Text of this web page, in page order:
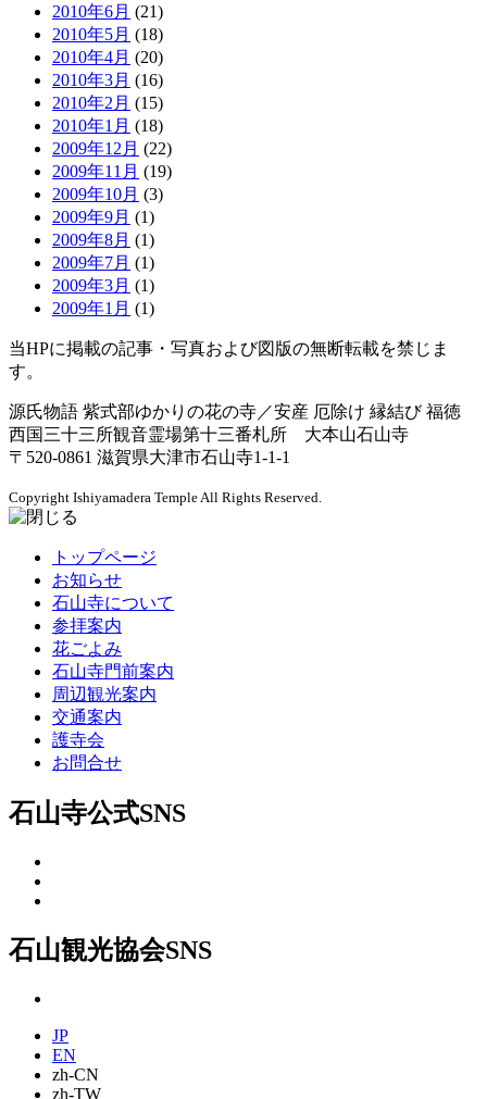
2010年6月 (21)
2010年5月 (18)
2010年4月 (20)
2010年3月 (16)
2010年2月 (15)
2010年1月 (18)
2009年12月 (22)
2009年11月 (19)
2009年10月 (3)
2009年9月 (1)
2009年8月 (1)
2009年7月 (1)
2009年3月 (1)
2009年1月 (1)
当HPに掲載の記事・写真および図版の無断転載を禁じま
す。
源氏物語 紫式部ゆかりの花の寺／安産 厄除け 縁結び 福徳
西国三十三所観音霊場第十三番札所 大本山石山寺
〒520-0861 滋賀県大津市石山寺1-1-1
Copyright Ishiyamadera Temple All Rights Reserved.
トップページ
お知らせ
石山寺について
参拝案内
花ごよみ
石山寺門前案内
周辺観光案内
交通案内
護寺会
お問合せ
石山寺公式SNS
石山観光協会SNS
JP
EN
zh-CN
zh-TW